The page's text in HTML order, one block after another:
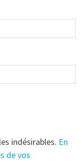
indésirables. En
de vos